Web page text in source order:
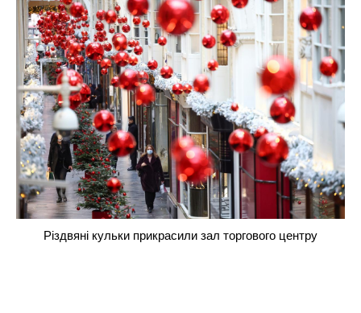
Різдвяні кульки прикрасили зал торгового центру